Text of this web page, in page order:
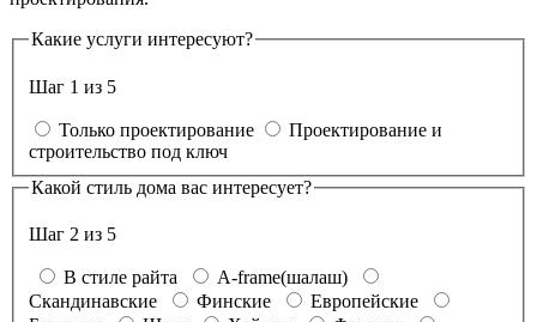
Какие услуги интересуют?
Шаг 1 из 5
Только проектирование
Проектирование и
строительство под ключ
Какой стиль дома вас интересует?
Шаг 2 из 5
В стиле райта
A-frame(шалаш)
Скандинавские
Финские
Европейские